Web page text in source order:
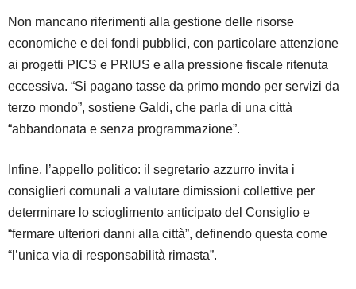
Non mancano riferimenti alla gestione delle risorse
economiche e dei fondi pubblici, con particolare attenzione
ai progetti PICS e PRIUS e alla pressione fiscale ritenuta
eccessiva. “Si pagano tasse da primo mondo per servizi da
terzo mondo”, sostiene Galdi, che parla di una città
“abbandonata e senza programmazione”.
Infine, l’appello politico: il segretario azzurro invita i
consiglieri comunali a valutare dimissioni collettive per
determinare lo scioglimento anticipato del Consiglio e
“fermare ulteriori danni alla città”, definendo questa come
“l’unica via di responsabilità rimasta”.